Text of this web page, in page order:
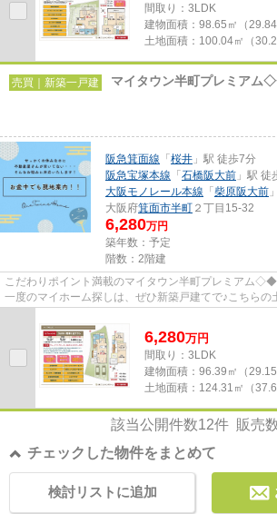
間取り：3LDK
建物面積： 98.65㎡（29.84
土地面積： 100.04㎡（
売買｜新築一戸建 マイタウン半町プレミア
阪急箕面線 「 桜井 」駅 徒歩7分
阪急宝塚本線 「 石橋阪大前 」駅 徒
大阪モノレール本線 「 柴原阪大前
大阪府箕面市半町 ２丁目15-32
6,280万円
築年数：予定
階数：2階建
こだわりポイント満載のマイタウン半町プレミアム
一度のマイホーム探しは、ぜひ新築戸建てで♪こちらの
6,280万円
間取り：3LDK
建物面積： 96.39㎡（29.15
土地面積： 124.31㎡（37.6
該当公開件数12件 販売
チェックした物件をまとめて
検討リストに追加